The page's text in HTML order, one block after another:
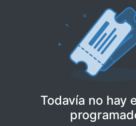
Todavía no hay